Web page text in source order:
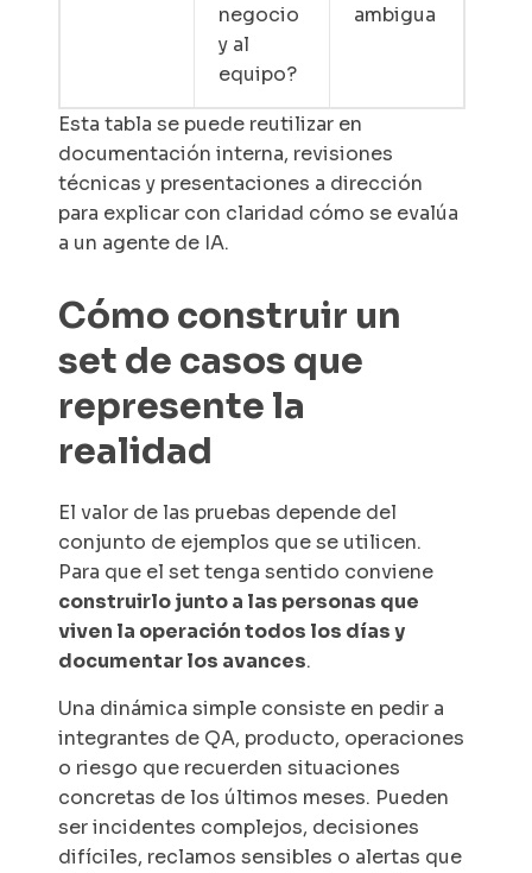
negocio
y al
equipo?
ambigua
Esta tabla se puede reutilizar en
documentación interna, revisiones
técnicas y presentaciones a dirección
para explicar con claridad cómo se evalúa
a un agente de IA.
Cómo construir un
set de casos que
represente la
realidad
El valor de las pruebas depende del
conjunto de ejemplos que se utilicen.
Para que el set tenga sentido conviene
construirlo junto a las personas que
viven la operación todos los días y
documentar los avances.
Una dinámica simple consiste en pedir a
integrantes de QA, producto, operaciones
o riesgo que recuerden situaciones
concretas de los últimos meses. Pueden
ser incidentes complejos, decisiones
difíciles, reclamos sensibles o alertas que